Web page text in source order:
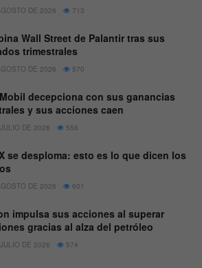
DE 2026 713
Wall Street de Palantir tras sus
trimestrales
DE 2026 570
decepciona con sus ganancias
y sus acciones caen
DE 2026 556
se desploma: esto es lo que dicen los
DE 2026 601
impulsa sus acciones al superar
gracias al alza del petróleo
DE 2026 574